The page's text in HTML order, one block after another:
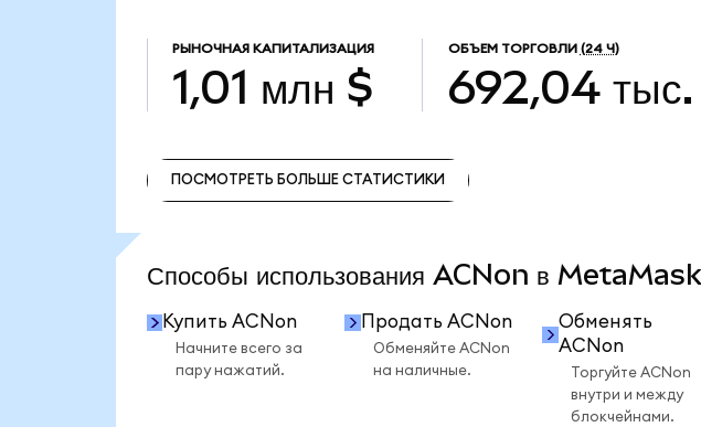
РЫНОЧНАЯ КАПИТАЛИЗАЦИЯ
1,01 млн $
ОБЪЕМ ТОРГОВЛИ (24 Ч)
692,04
ПОСМОТРЕТЬ БОЛЬШЕ СТАТИСТИКИ
Способы использования ACNon в MetaMask
Купить ACNon
Начните всего за
пару нажатий.
Продать ACNon
Обменяйте ACNon
на наличные.
Обменять
ACNon
Торгуйте ACNon
внутри и между
блокчейнами.